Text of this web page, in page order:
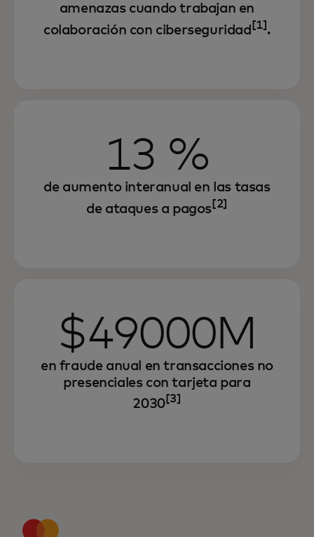
amenazas cuando trabajan en
colaboración con ciberseguridad [1] .
13 %
de aumento interanual en las tasas
de ataques a pagos[2]
$49000M
en fraude anual en transacciones no
presenciales con tarjeta para
2030[3]